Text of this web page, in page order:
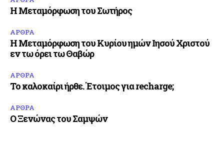
Η Μεταμόρφωση του Σωτήρος
ΑΡΘΡΑ
Η Μεταμόρφωση του Κυρίου ημών Ιησού Χριστού
εν τω όρει τω Θαβώρ
ΑΡΘΡΑ
Το καλοκαίρι ήρθε. Έτοιμος για recharge;
ΑΡΘΡΑ
Ο Ξενώνας του Σαμψών